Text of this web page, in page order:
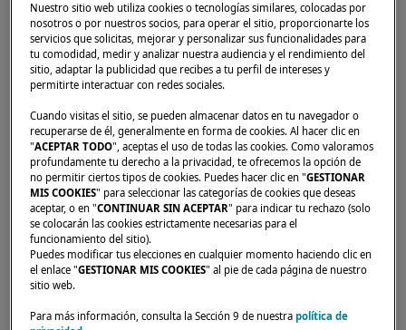
Del 28 al 30 de marzo, venga a (re)descubrir
nuestro catamarán Lagoon 42 en Ceiba en un
Nuestro sitio web utiliza cookies o tecnologías similares, colocadas por
nosotros o por nuestros socios, para operar el sitio, proporcionarte los
servicios que solicitas, mejorar y personalizar sus funcionalidades para
tu comodidad, medir y analizar nuestra audiencia y el rendimiento del
sitio, adaptar la publicidad que recibes a tu perfil de intereses y
permitirte interactuar con redes sociales.
Cuando visitas el sitio, se pueden almacenar datos en tu navegador o
recuperarse de él, generalmente en forma de cookies. Al hacer clic en
"ACEPTAR TODO", aceptas el uso de todas las cookies. Como valoramos
profundamente tu derecho a la privacidad, te ofrecemos la opción de
no permitir ciertos tipos de cookies. Puedes hacer clic en "GESTIONAR
MIS COOKIES" para seleccionar las categorías de cookies que deseas
aceptar, o en "CONTINUAR SIN ACEPTAR" para indicar tu rechazo (solo
se colocarán las cookies estrictamente necesarias para el
funcionamiento del sitio).
Puedes modificar tus elecciones en cualquier momento haciendo clic en
el enlace "GESTIONAR MIS COOKIES" al pie de cada página de nuestro
sitio web.
Para más información, consulta la Sección 9 de nuestrapolítica de